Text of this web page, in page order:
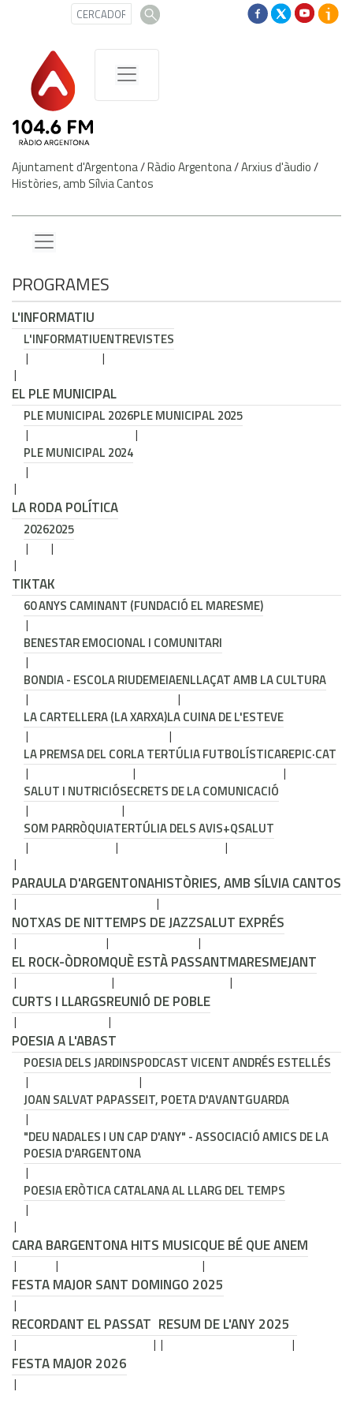
Ajuntament d'Argentona/Ràdio Argentona/Arxius d'àudio/
Històries, amb Sílvia Cantos
PROGRAMES
L'INFORMATIU
L'INFORMATIUENTREVISTES
EL PLE MUNICIPAL
PLE MUNICIPAL 2026PLE MUNICIPAL 2025
PLE MUNICIPAL 2024
LA RODA POLÍTICA
20262025
TIKTAK
60 ANYS CAMINANT (FUNDACIÓ EL MARESME)
BENESTAR EMOCIONAL I COMUNITARI
BONDIA - ESCOLA RIUDEMEIAENLLAÇAT AMB LA CULTURA
LA CARTELLERA (LA XARXA)LA CUINA DE L'ESTEVE
LA PREMSA DEL CORLA TERTÚLIA FUTBOLÍSTICAREPIC·CAT
SALUT I NUTRICIÓSECRETS DE LA COMUNICACIÓ
SOM PARRÒQUIATERTÚLIA DELS AVIS+QSALUT
PARAULA D'ARGENTONAHISTÒRIES, AMB SÍLVIA CANTOS
NOTXAS DE NITTEMPS DE JAZZSALUT EXPRÉS
EL ROCK-ÒDROMQUÈ ESTÀ PASSANTMARESMEJANT
CURTS I LLARGSREUNIÓ DE POBLE
POESIA A L'ABAST
POESIA DELS JARDINSPODCAST VICENT ANDRÉS ESTELLÉS
JOAN SALVAT PAPASSEIT, POETA D'AVANTGUARDA
"DEU NADALES I UN CAP D'ANY" - ASSOCIACIÓ AMICS DE LA
POESIA D'ARGENTONA
POESIA ERÒTICA CATALANA AL LLARG DEL TEMPS
CARA BARGENTONA HITS MUSICQUE BÉ QUE ANEM
FESTA MAJOR SANT DOMINGO 2025
RECORDANT EL PASSAT RESUM DE L'ANY 2025
FESTA MAJOR 2026